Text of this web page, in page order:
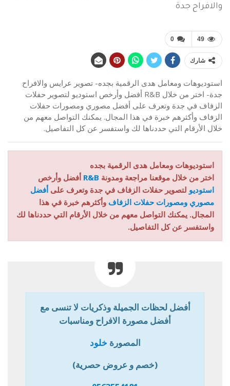
والافراح جدة
0 49
شارك
استوديوهات ومعامل هدى الرقمية بجده- تصوير عرايس والافراح
جدة- اختر من خلال R&B أفضل وأرخص استوديو لتصوير حفلات
الزفاف في جدة وتعرف على أفضل مصوري ومصورات حفلات
الزفاف وأكثرهم خبرة في هذا المجال. يمكنك التواصل معهم من
خلال الأرقام التي حددناها لك واستفسر عن كل التفاصيل.
استوديوهات ومعامل هدى الرقمية بجده
اختر من خلال موقعنا مراجعة ومدونة R&B أفضل وأرخص
استوديو لتصوير حفلات الزفاف في جدة وتعرف على أفضل
مصوري ومصورات حفلات الزفاف وأكثرهم خبرة في هذا
المجال. يمكنك التواصل معهم من خلال الأرقام التي حددناها لك
واستفسر عن كل التفاصيل.
أفضل لحظات الجميلة وذكريات لا تنسى مع
أفضل مصورة الافراح ومناسبات
المصورة خلود
(خصم و عروض حصرية)